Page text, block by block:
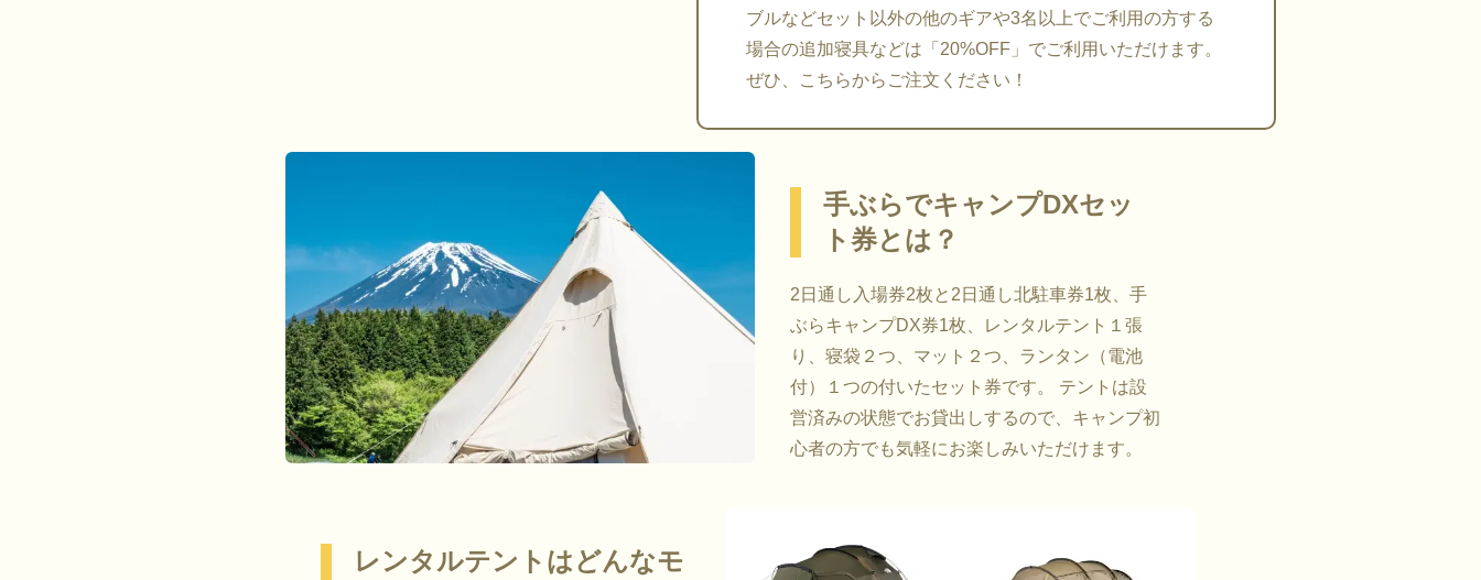
ブルなどセット以外の他のギアや3名以上でご利用の方する
場合の追加寝具などは「20%OFF」でご利用いただけます。
ぜひ、こちらからご注文ください！
手ぶらでキャンプDXセッ
ト券とは？
2日通し入場券2枚と2日通し北駐車券1枚、手
ぶらキャンプDX券1枚、レンタルテント１張
り、寝袋２つ、マット２つ、ランタン（電池
付）１つの付いたセット券です。 テントは設
営済みの状態でお貸出しするので、キャンプ初
心者の方でも気軽にお楽しみいただけます。
レンタルテントはどんなモ